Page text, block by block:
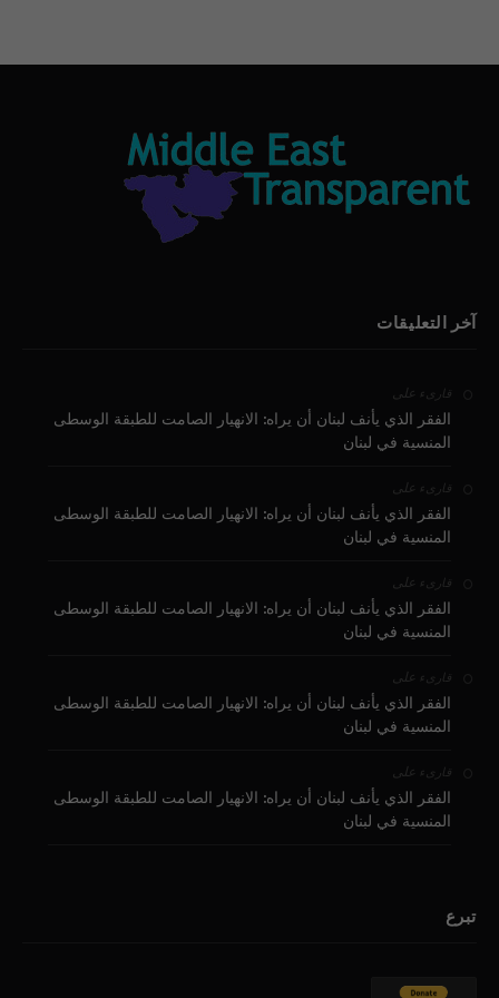
آخر التعليقات
قارىء على
الفقر الذي يأنف لبنان أن يراه: الانهيار الصامت للطبقة الوسطى
المنسية في لبنان
قارىء على
الفقر الذي يأنف لبنان أن يراه: الانهيار الصامت للطبقة الوسطى
المنسية في لبنان
قارىء على
الفقر الذي يأنف لبنان أن يراه: الانهيار الصامت للطبقة الوسطى
المنسية في لبنان
قارىء على
الفقر الذي يأنف لبنان أن يراه: الانهيار الصامت للطبقة الوسطى
المنسية في لبنان
قارىء على
الفقر الذي يأنف لبنان أن يراه: الانهيار الصامت للطبقة الوسطى
المنسية في لبنان
تبرع